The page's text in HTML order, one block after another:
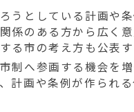
うとしている計画や
係のある方から広く
る市の考え方も公表す
制へ参画する機会を
計画や条例が作られ